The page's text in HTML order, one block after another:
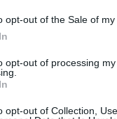
opt-out of the Sale of my
opt-out of processing
opt-out of Collection,
ezzel
felek nem hozták
szóltak.
29
is